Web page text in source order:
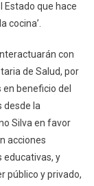
Estado que hace
cocina’.
con
de Salud, por
beneficio del
desde la
Silva en favor
acciones
educativas, y
público y privado,